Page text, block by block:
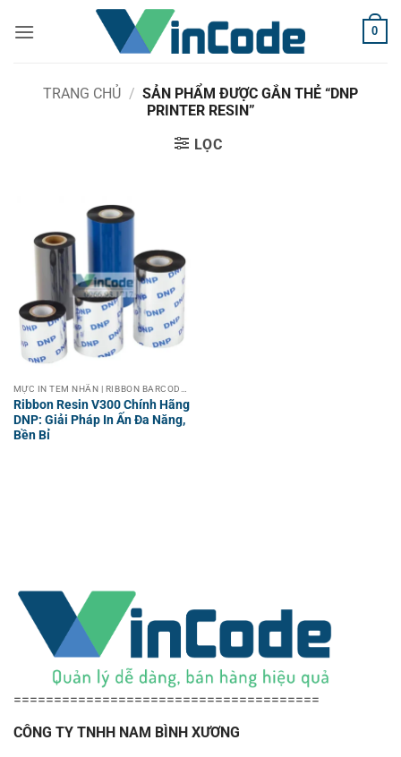
qua
0
TRANG CHỦ / SẢN PHẨM ĐƯỢC GẮN THẺ “DNP
PRINTER RESIN”
LỌC
Ribbon Resin V300 Chính Hãng
DNP: Giải Pháp In Ấn Đa Năng,
Bền Bỉ
======================================
CÔNG TY TNHH NAM BÌNH XƯƠNG